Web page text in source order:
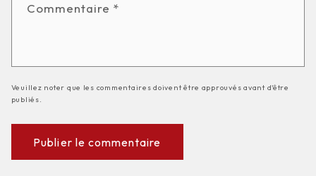
Commentaire *
Veuillez noter que les commentaires doivent être approuvés avant d'être
publiés.